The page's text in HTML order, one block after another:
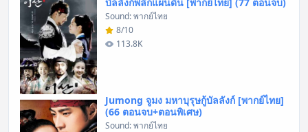
Sound: พากย์ไทย
8/10
113.8K
Jumong จูมง มหาบุรุษกู้บัลลังก์ [พากย์ไทย]
(66 ตอนจบ+ตอนพิเศษ)
Sound: พากย์ไทย